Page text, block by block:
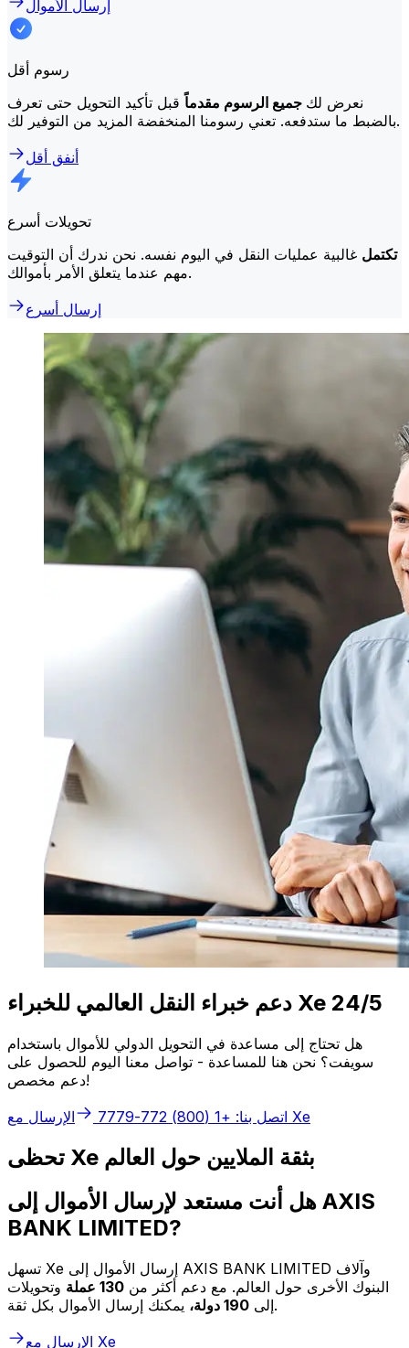
إرسال الأموال
رسوم أقل
نعرض لك جميع الرسوم مقدماًقبل تأكيد التحويل حتى تعرف
بالضبط ما ستدفعه. تعني رسومنا المنخفضة المزيد من التوفير لك.
أنفق أقل
تحويلات أسرع
تكتمل غالبية عمليات النقل في اليوم نفسه. نحن ندرك أن التوقيت
مهم عندما يتعلق الأمر بأموالك.
إرسال أسرع
دعم خبراء النقل العالمي للخبراء Xe 24/5
هل تحتاج إلى مساعدة في التحويل الدولي للأموال باستخدام
سويفت؟ نحن هنا للمساعدة - تواصل معنا اليوم للحصول على
دعم مخصص!
اتصل بنا: +1 (800) 772-7779 الإرسال مع Xe
تحظى Xe بثقة الملايين حول العالم
هل أنت مستعد لإرسال الأموال إلى AXIS
BANK LIMITED?
تسهل Xe إرسال الأموال إلى AXIS BANK LIMITED وآلاف
البنوك الأخرى حول العالم. مع دعم أكثر من 130 عملة
وتحويلات
إلى 190 دولة،
يمكنك إرسال الأموال بكل ثقة.
الإرسال مع Xe